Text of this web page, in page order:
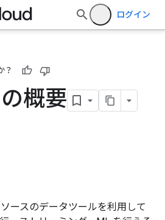
ログイン
？
概要
ースのデータツールを利用して